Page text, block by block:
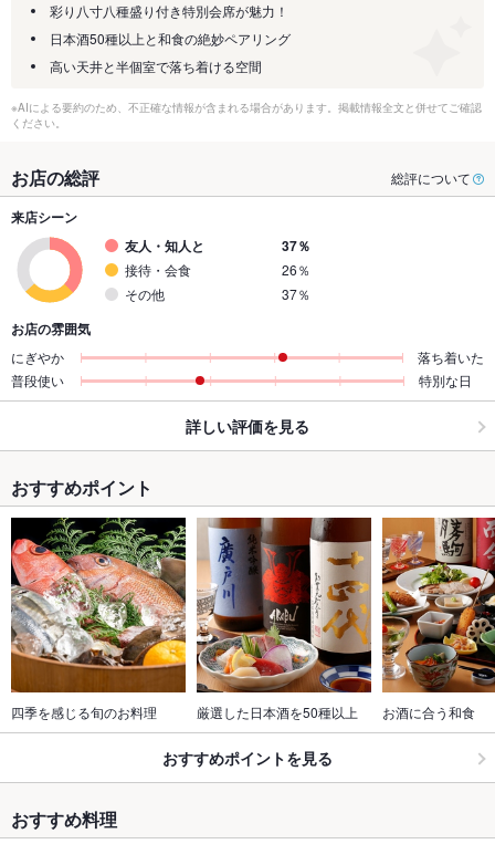
彩り八寸八種盛り付き特別会席が魅力！
日本酒50種以上と和食の絶妙ペアリング
高い天井と半個室で落ち着ける空間
※AIによる要約のため、不正確な情報が含まれる場合があります。掲載情報全文と併せてご確認
ください。
お店の総評 総評について
来店シーン
友人・知人と
37％
接待・会食
26％
その他
37％
お店の雰囲気
にぎやか
落ち着いた
普段使い
特別な日
詳しい評価を見る
おすすめポイント
四季を感じる旬のお料理 厳選した日本酒を50種以上 お酒に合う和食
おすすめポイントを見る
おすすめ料理